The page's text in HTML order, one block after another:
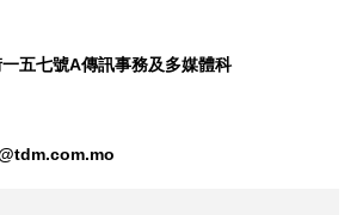
五七號A傳訊事務及多媒體科